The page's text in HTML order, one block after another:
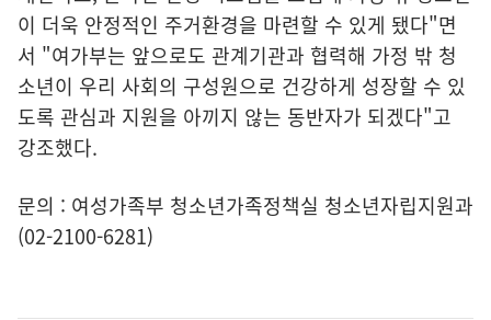
이 더욱 안정적인 주거환경을 마련할 수 있게 됐다"면
서 "여가부는 앞으로도 관계기관과 협력해 가정 밖 청
소년이 우리 사회의 구성원으로 건강하게 성장할 수 있
도록 관심과 지원을 아끼지 않는 동반자가 되겠다"고
강조했다.
문의 : 여성가족부 청소년가족정책실 청소년자립지원과
(02-2100-6281)